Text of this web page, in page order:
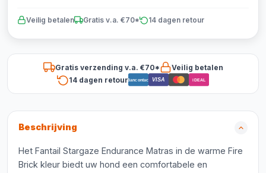
Veilig betalen Gratis v.a. €70* 14 dagen retour
Gratis verzending v.a. €70*
Veilig betalen
14 dagen retourBancontact VISA iDEAL
Beschrijving
Het Fantail Stargaze Endurance Matras in de warme Fire
Brick kleur biedt uw hond een comfortabele en